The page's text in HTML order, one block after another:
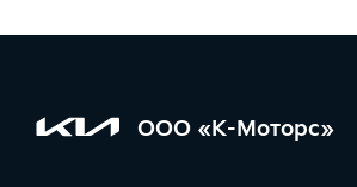
ООО «К-Моторс»